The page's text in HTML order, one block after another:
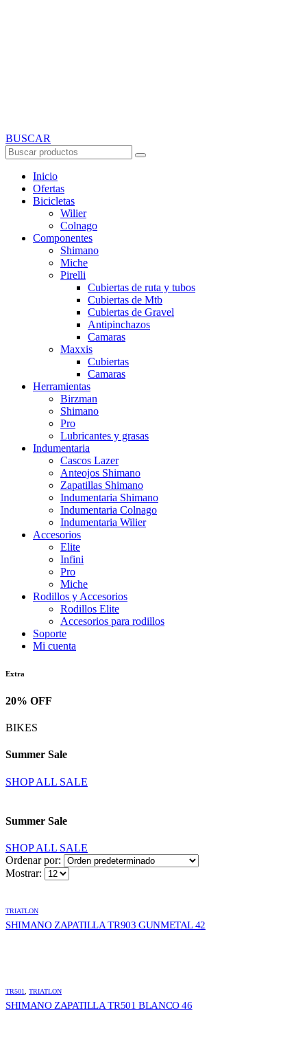
BUSCAR
Inicio
Ofertas
Bicicletas
Wilier
Colnago
Componentes
Shimano
Miche
Pirelli
Cubiertas de ruta y tubos
Cubiertas de Mtb
Cubiertas de Gravel
Antipinchazos
Camaras
Maxxis
Cubiertas
Camaras
Herramientas
Birzman
Shimano
Pro
Lubricantes y grasas
Indumentaria
Cascos Lazer
Anteojos Shimano
Zapatillas Shimano
Indumentaria Shimano
Indumentaria Colnago
Indumentaria Wilier
Accesorios
Elite
Infini
Pro
Miche
Rodillos y Accesorios
Rodillos Elite
Accesorios para rodillos
Soporte
Mi cuenta
Extra
20% OFF
BIKES
Summer Sale
SHOP ALL SALE
Summer Sale
SHOP ALL SALE
Ordenar por:
Mostrar:
TRIATLON
SHIMANO ZAPATILLA TR903 GUNMETAL 42
TR501, TRIATLON
SHIMANO ZAPATILLA TR501 BLANCO 46